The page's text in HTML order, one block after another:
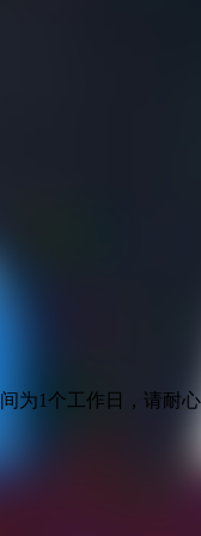
为1个工作日，请耐